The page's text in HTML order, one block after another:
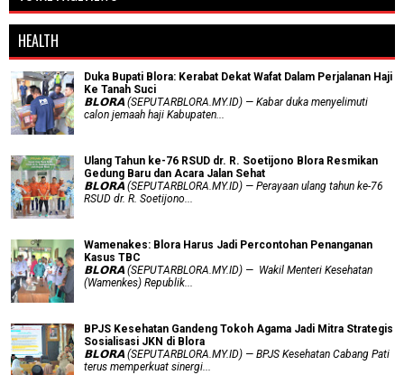
HEALTH
Duka Bupati Blora: Kerabat Dekat Wafat Dalam Perjalanan Haji
Ke Tanah Suci
𝗕𝗟𝗢𝗥𝗔 (SEPUTARBLORA.MY.ID) — Kabar duka menyelimuti
calon jemaah haji Kabupaten...
Ulang Tahun ke-76 RSUD dr. R. Soetijono Blora Resmikan
Gedung Baru dan Acara Jalan Sehat
𝗕𝗟𝗢𝗥𝗔 (SEPUTARBLORA.MY.ID) — Perayaan ulang tahun ke-76
RSUD dr. R. Soetijono...
Wamenakes: Blora Harus Jadi Percontohan Penanganan
Kasus TBC
𝗕𝗟𝗢𝗥𝗔 (SEPUTARBLORA.MY.ID) — Wakil Menteri Kesehatan
(Wamenkes) Republik...
BPJS Kesehatan Gandeng Tokoh Agama Jadi Mitra Strategis
Sosialisasi JKN di Blora
𝗕𝗟𝗢𝗥𝗔 (SEPUTARBLORA.MY.ID) — BPJS Kesehatan Cabang Pati
terus memperkuat sinergi...